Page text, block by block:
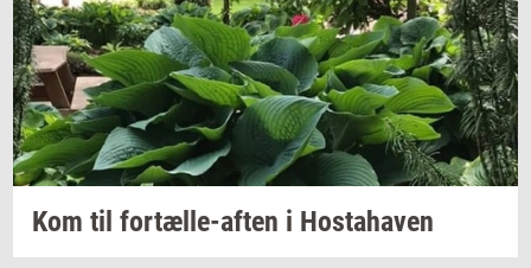
Kom til fortælle-​aften i Hosta­ha­ven